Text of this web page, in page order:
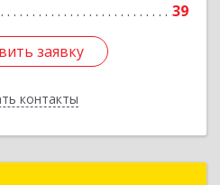
39
заявку
контакты
заявку
Назад